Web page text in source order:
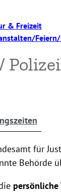
& Freizeit
für
Behörde
persönliche